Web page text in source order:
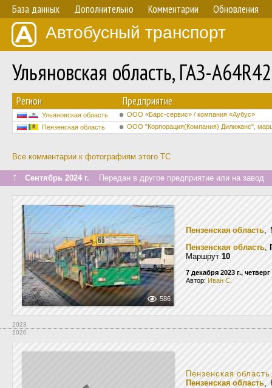
База данных Дополнительно Комментарии Обновления
Автобусный транспорт
Ульяновская область, ГАЗ-
Регион Предприятие
Ульяновская область
ООО «Барс-сервис» / компания «Аубус»
Пензенская область
ООО "Корпорация(Компания) Дилижанс",
Все комментарии к фотографиям этого ТС
↑ Сентябрь 2024 г. Передан в другое предприятие или на завод
586
Пензенская область,
Пензенская область,
Маршрут 10
7 декабря 2023 г., четверг
Автор: Иван С.
2023
2020
Пензенская область
Пензенская область,